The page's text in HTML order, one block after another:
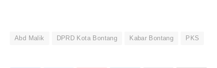
Abd Malik DPRD Kota Bontang Kabar Bontang PKS